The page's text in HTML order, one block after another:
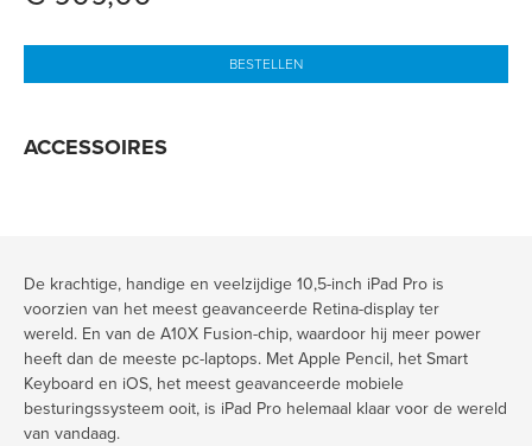
BESTELLEN
ACCESSOIRES
De krachtige, handige en veelzijdige 10,5-inch iPad Pro is
voorzien van het meest geavanceerde Retina-display ter
wereld. En van de A10X Fusion-chip, waardoor hij meer power
heeft dan de meeste pc-laptops. Met Apple Pencil, het Smart
Keyboard en iOS, het meest geavanceerde mobiele
besturingssysteem ooit, is iPad Pro helemaal klaar voor de wereld
van vandaag.